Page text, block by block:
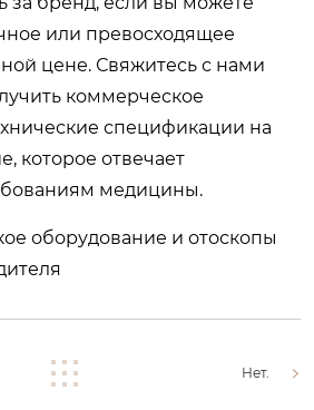
или превосходящее
цене. Свяжитесь с нами
коммерческое
спецификации на
которое отвечает
медицины.
оборудование и отоскопы
Нет.